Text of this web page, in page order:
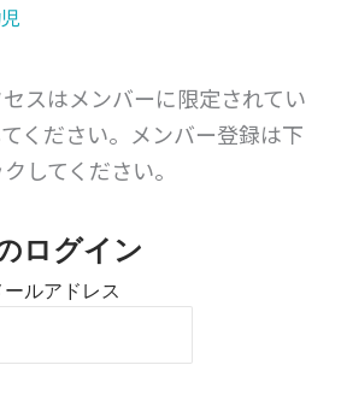
スはメンバーに限定されてい
ください。メンバー登録は下
してください。
ログイン
ルアドレス